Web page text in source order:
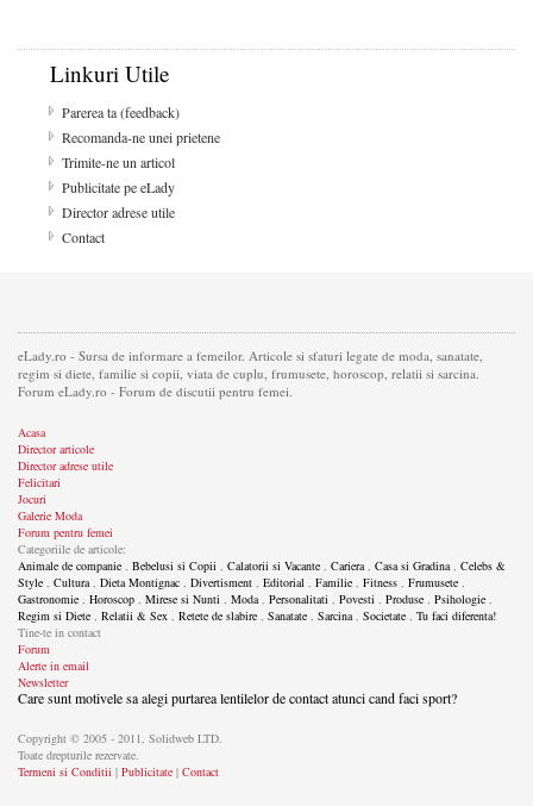
Linkuri Utile
Parerea ta (feedback)
Recomanda-ne unei prietene
Trimite-ne un articol
Publicitate pe eLady
Director adrese utile
Contact
eLady.ro - Sursa de informare a femeilor. Articole si sfaturi legate de moda, sanatate,
regim si diete, familie si copii, viata de cuplu, frumusete, horoscop, relatii si sarcina.
Forum eLady.ro - Forum de discutii pentru femei.
Acasa
Director articole
Director adrese utile
Felicitari
Jocuri
Galerie Moda
Forum pentru femei
Categoriile de articole:
Animale de companie , Bebelusi si Copii , Calatorii si Vacante , Cariera, Casa si Gradina, Celebs &
Style , Cultura, Dieta Montignac , Divertisment , Editorial , Familie , Fitness , Frumusete ,
Gastronomie , Horoscop , Mirese si Nunti , Moda, Personalitati , Povesti , Produse , Psihologie ,
Regim si Diete , Relatii & Sex , Retete de slabire , Sanatate , Sarcina, Societate , Tu faci diferenta!
Tine-te in contact
Forum
Alerte in email
Newsletter
Care sunt motivele sa alegi purtarea lentilelor de contact atunci cand faci sport?
Copyright © 2005 - 2011, Solidweb LTD.
Toate drepturile rezervate.
Termeni si Conditii | Publicitate | Contact